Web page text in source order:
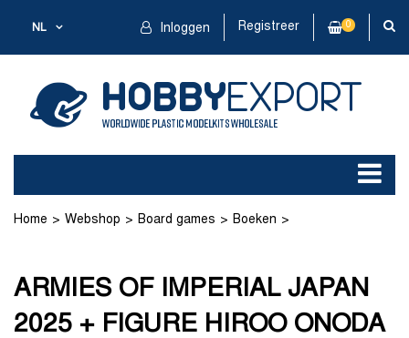
NL Inloggen Registreer 0
Home Webshop Board games Boeken
ARMIES OF IMPERIAL JAPAN
2025 + FIGURE HIROO ONODA